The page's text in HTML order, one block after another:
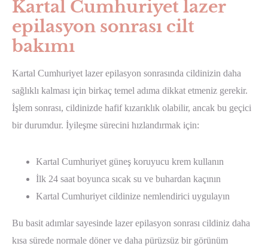
Kartal Cumhuriyet lazer
epilasyon sonrası cilt
bakımı
Kartal Cumhuriyet lazer epilasyon sonrasında cildinizin daha
sağlıklı kalması için birkaç temel adıma dikkat etmeniz gerekir.
İşlem sonrası, cildinizde hafif kızarıklık olabilir, ancak bu geçici
bir durumdur. İyileşme sürecini hızlandırmak için:
Kartal Cumhuriyet güneş koruyucu krem kullanın
İlk 24 saat boyunca sıcak su ve buhardan kaçının
Kartal Cumhuriyet cildinize nemlendirici uygulayın
Bu basit adımlar sayesinde lazer epilasyon sonrası cildiniz daha
kısa sürede normale döner ve daha pürüzsüz bir görünüm